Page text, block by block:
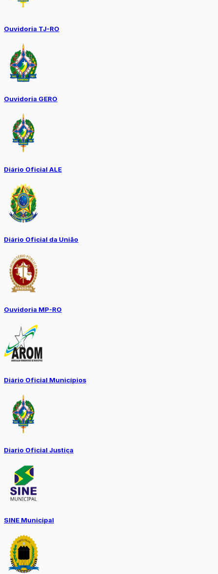
Ouvidoria TJ-RO
Ouvidoria GERO
Diário Oficial ALE
Diário Oficial da União
Ouvidoria MP-RO
Diário Oficial Municípios
Diario Oficial Justiça
SINE Municipal